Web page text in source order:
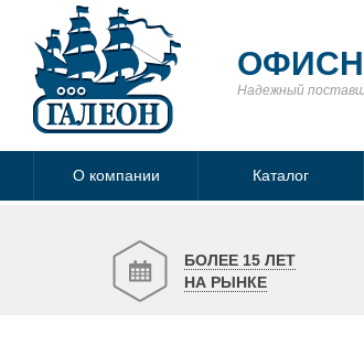
Надежный
О компании Каталог
БОЛЕЕ 15 ЛЕТ
НА РЫНКЕ